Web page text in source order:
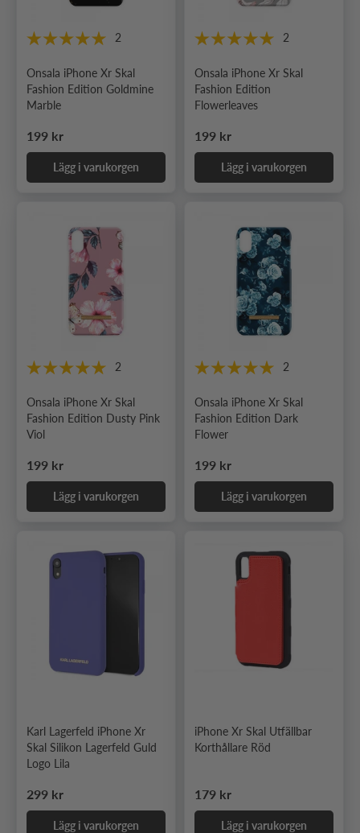
2
Onsala iPhone Xr Skal
Fashion Edition Goldmine
Marble
Ordinarie pris
199 kr
Lägg i varukorgen
2
Onsala iPhone Xr Skal
Fashion Edition
Flowerleaves
Ordinarie pris
199 kr
Lägg i varukorgen
2
Onsala iPhone Xr Skal
Fashion Edition Dusty Pink
Viol
Ordinarie pris
199 kr
Lägg i varukorgen
2
Onsala iPhone Xr Skal
Fashion Edition Dark
Flower
Ordinarie pris
199 kr
Lägg i varukorgen
Karl Lagerfeld iPhone Xr
Skal Silikon Lagerfeld Guld
Logo Lila
Ordinarie pris
299 kr
Lägg i varukorgen
iPhone Xr Skal Utfällbar
Korthållare Röd
Ordinarie pris
179 kr
Lägg i varukorgen